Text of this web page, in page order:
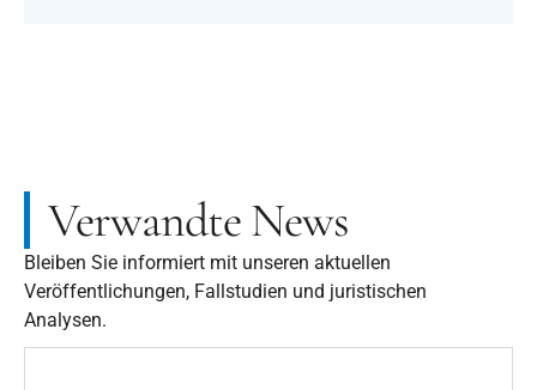
Verwandte News
Bleiben Sie informiert mit unseren aktuellen
Veröffentlichungen, Fallstudien und juristischen
Analysen.